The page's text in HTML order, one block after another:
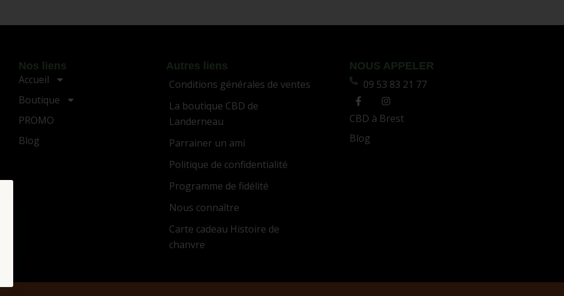
Nos liens
Accueil
Boutique
PROMO
Blog
Autres liens
Conditions générales de ventes
La boutique CBD de
Landerneau
Parrainer un ami
Politique de confidentialité
Programme de fidélité
Nous connaître
Carte cadeau Histoire de
chanvre
NOUS APPELER
09 53 83 21 77
CBD à Brest
Blog